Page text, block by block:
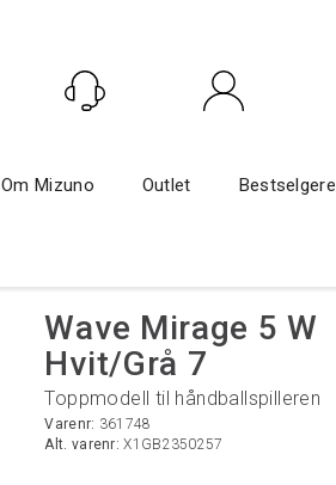
Om Mizuno Outlet Bestselgere
Wave Mirage 5 W
Hvit/Grå 7
Toppmodell til håndballspilleren
Varenr: 361748
Alt. varenr:X1GB2350257